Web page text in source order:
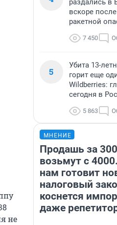
не
раздались в
вскоре
ракетной
7 450
5
Убита 13-
горит еще
Wildberries:
сегодня в
5 863
МНЕНИЕ
Продашь за
возьмут с
нам готовит
налоговый
коснется
даже